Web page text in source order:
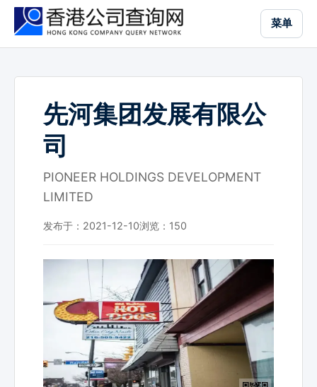
菜单
先河集团发展有限公
司
PIONEER HOLDINGS DEVELOPMENT
LIMITED
发布于：2021-12-10浏览： 150